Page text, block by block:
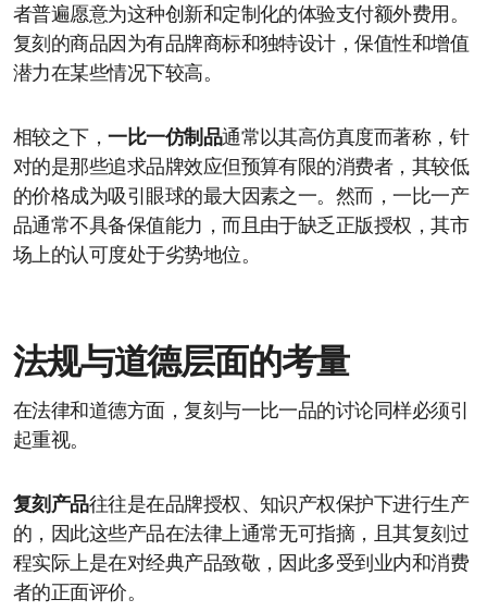
者普遍愿意为这种创新和定制化的体验支付额外费用。
复刻的商品因为有品牌商标和独特设计，保值性和增值
潜力在某些情况下较高。
相较之下，一比一仿制品通常以其高仿真度而著称，针
对的是那些追求品牌效应但预算有限的消费者，其较低
的价格成为吸引眼球的最大因素之一。然而，一比一产
品通常不具备保值能力，而且由于缺乏正版授权，其市
场上的认可度处于劣势地位。
法规与道德层面的考量
在法律和道德方面，复刻与一比一品的讨论同样必须引
起重视。
复刻产品往往是在品牌授权、知识产权保护下进行生产
的，因此这些产品在法律上通常无可指摘，且其复刻过
程实际上是在对经典产品致敬，因此多受到业内和消费
者的正面评价。